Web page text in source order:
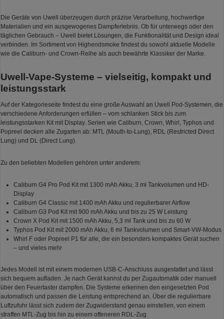
Die Geräte von Uwell überzeugen durch präzise Verarbeitung, hochwertige
Materialien und ein ausgewogenes Dampferlebnis. Ob für unterwegs oder den
täglichen Gebrauch – Uwell bietet Lösungen, die Funktionalität und Design ideal
verbinden. Im Sortiment von Highendsmoke findest du sowohl aktuelle Modelle
wie die Caliburn- und Crown-Reihe als auch bewährte Klassiker der Marke.
Uwell-Vape-Systeme – vielseitig, kompakt und
leistungsstark
Auf der Kategorieseite findest du eine große Auswahl an Uwell Pod-Systemen, die
verschiedene Anforderungen erfüllen – vom schlanken Stick bis zum
leistungsstarken Kit mit Display. Serien wie Caliburn, Crown, Whirl, Typhos und
Popreel decken alle Zugarten ab: MTL (Mouth-to-Lung), RDL (Restricted Direct
Lung) und DL (Direct Lung).
Zu den beliebten Modellen gehören unter anderem:
Caliburn G4 Pro Pod Kit mit 1300 mAh Akku, 3 ml Tankvolumen und HD-
Display
Caliburn G4 Classic mit 1400 mAh Akku und regulierbarer Airflow
Caliburn G3 Pod Kit mit 900 mAh Akku und bis zu 25 W Leistung
Crown X Pod Kit mit 1500 mAh Akku, 5,3 ml Tank und bis zu 60 W
Typhos Pod Kit mit 2000 mAh Akku, 6 ml Tankvolumen und Smart-VW-Modus
Whirl F oder Popreel P1 für alle, die ein besonders kompaktes Gerät suchen
– und vieles mehr
Jedes Modell ist mit einem modernen USB-C-Anschluss ausgestattet und lässt
sich bequem aufladen. Je nach Gerät kannst du per Zugautomatik oder manuell
über den Feuertaster dampfen. Die Systeme erkennen den eingesetzten Pod
automatisch und passen die Leistung entsprechend an. Über die regulierbare
Luftzufuhr lässt sich zudem der Zugwiderstand genau einstellen, von einem
straffen MTL-Zug bis hin zu einem offeneren RDL-Zug.